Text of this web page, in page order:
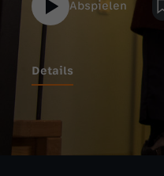
Abspielen
Details